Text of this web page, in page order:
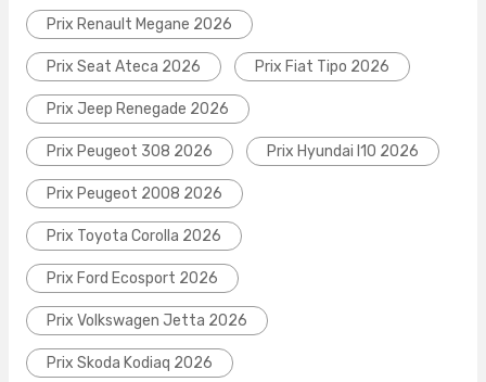
Prix Renault Megane 2026
Prix Seat Ateca 2026 Prix Fiat Tipo 2026
Prix Jeep Renegade 2026
Prix Peugeot 308 2026 Prix Hyundai I10 2026
Prix Peugeot 2008 2026
Prix Toyota Corolla 2026
Prix Ford Ecosport 2026
Prix Volkswagen Jetta 2026
Prix Skoda Kodiaq 2026